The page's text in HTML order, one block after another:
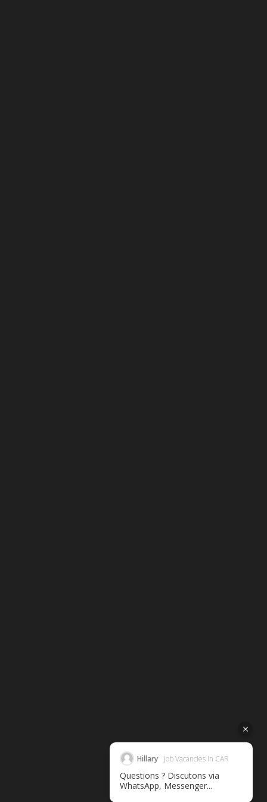
Hillary Job Vacancies in CAR
Questions ? Discutons via
WhatsApp, Messenger...